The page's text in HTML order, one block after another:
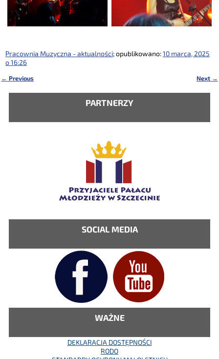
Pracownia Muzyczna - aktualności; opublikowano:10 marca, 2025
o 16:26
← Previous Next →
PARTNERZY
SOCIAL MEDIA
WAŻNE
DEKLARACJA DOSTĘPNOŚCI
RODO